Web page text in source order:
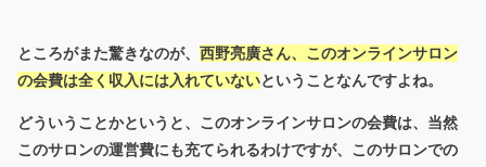
ところがまた驚きなのが、 西野亮廣さん、このオンラインサロン
の会費は全く収入には入れていないということなんですよね。
どういうことかというと、このオンラインサロンの会費は、当然
このサロンの運営費にも充てられるわけですが、このサロンでの